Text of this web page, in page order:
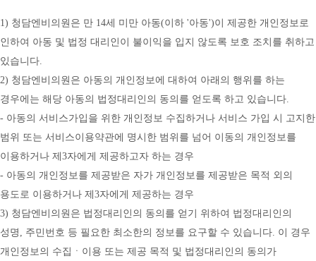
1) 청담엔비의원은 만 14세 미만 아동(이하 '아동')이 제공한 개인정보로
인하여 아동 및 법정 대리인이 불이익을 입지 않도록 보호 조치를 취하고
있습니다.
2) 청담엔비의원은 아동의 개인정보에 대하여 아래의 행위를 하는
경우에는 해당 아동의 법정대리인의 동의를 얻도록 하고 있습니다.
- 아동의 서비스가입을 위한 개인정보 수집하거나 서비스 가입 시 고지한
범위 또는 서비스이용약관에 명시한 범위를 넘어 이동의 개인정보를
이용하거나 제3자에게 제공하고자 하는 경우
- 아동의 개인정보를 제공받은 자가 개인정보를 제공받은 목적 외의
용도로 이용하거나 제3자에게 제공하는 경우
3) 청담엔비의원은 법정대리인의 동의를 얻기 위하여 법정대리인의
성명, 주민번호 등 필요한 최소한의 정보를 요구할 수 있습니다. 이 경우
개인정보의 수집ㆍ이용 또는 제공 목적 및 법정대리인의 동의가